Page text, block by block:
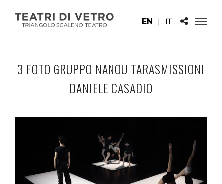
EN | IT
3 FOTO GRUPPO NANOU TARASMISSIONI
DANIELE CASADIO